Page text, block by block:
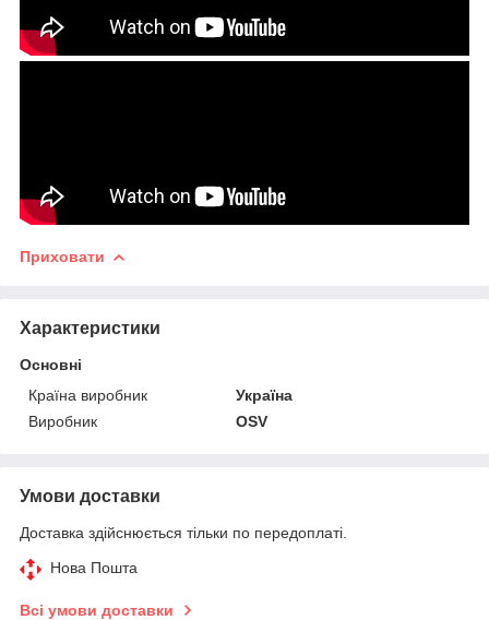
Приховати
Характеристики
Основні
Країна виробник
Україна
Виробник
OSV
Умови доставки
Доставка здійснюється тільки по передоплаті.
Нова Пошта
Всі умови доставки